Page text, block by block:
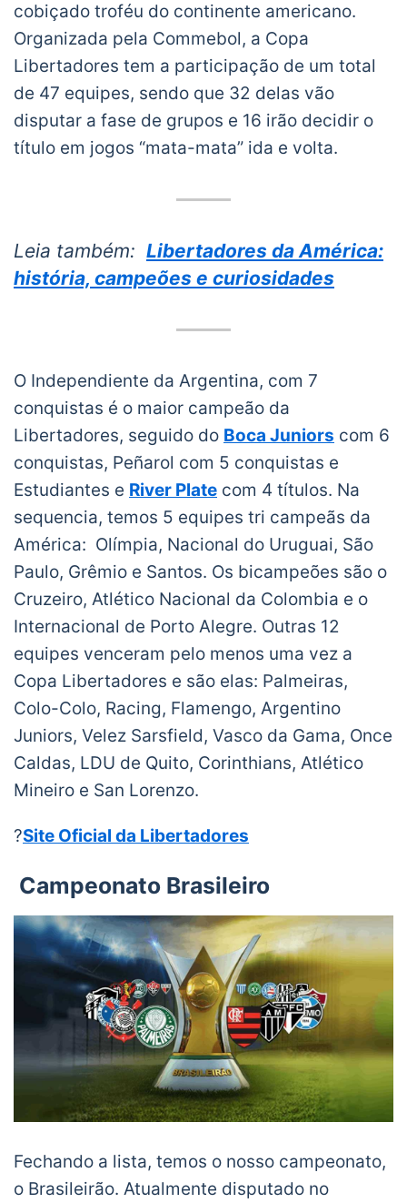
cobiçado troféu do continente americano.
Organizada pela Commebol, a Copa
Libertadores tem a participação de um total
de 47 equipes, sendo que 32 delas vão
disputar a fase de grupos e 16 irão decidir o
título em jogos “mata-mata” ida e volta.
Leia também: Libertadores da América:
história, campeões e curiosidades
O Independiente da Argentina, com 7
conquistas é o maior campeão da
Libertadores, seguido do Boca Juniors com 6
conquistas, Peñarol com 5 conquistas e
Estudiantes e River Plate com 4 títulos. Na
sequencia, temos 5 equipes tri campeãs da
América: Olímpia, Nacional do Uruguai, São
Paulo, Grêmio e Santos. Os bicampeões são o
Cruzeiro, Atlético Nacional da Colombia e o
Internacional de Porto Alegre. Outras 12
equipes venceram pelo menos uma vez a
Copa Libertadores e são elas: Palmeiras,
Colo-Colo, Racing, Flamengo, Argentino
Juniors, Velez Sarsfield, Vasco da Gama, Once
Caldas, LDU de Quito, Corinthians, Atlético
Mineiro e San Lorenzo.
?Site Oficial da Libertadores
Campeonato Brasileiro
Fechando a lista, temos o nosso campeonato,
o Brasileirão. Atualmente disputado no